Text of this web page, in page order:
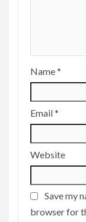
Name*
Email*
Website
Save my
browser for